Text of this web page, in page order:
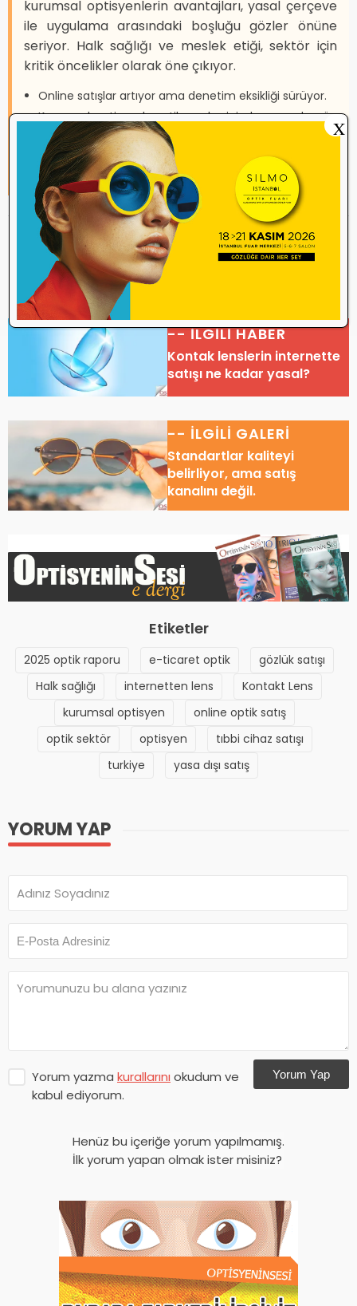
kurumsal optisyenlerin avantajları, yasal çerçeve
ile uygulama arasındaki boşluğu gözler önüne
seriyor. Halk sağlığı ve meslek etiği, sektör için
kritik öncelikler olarak öne çıkıyor.
Online satışlar artıyor ama denetim eksikliği sürüyor.
Kurumsal optisyenler etik sınırlar içinde pazarda güç
kazanıyor.
Tüketicinin bilinçlenmesi ve yasal yaptırımların
uygulanması gerekli.
Kaynak:
TİTCK • 5193 sayılı Optisyenlik Kanunu •
Optisyenlik sektör raporları (2023-2025)
Optisyenin Sesi – Türkiye’nin optik sektörünü araştıran haber portalı
-- İLGİLİ HABER
Kontak lenslerin internette
satışı ne kadar yasal?
-- İLGİLİ GALERİ
Standartlar kaliteyi
belirliyor, ama satış
kanalını değil.
Etiketler
2025 optik raporu e-ticaret optik
gözlük satışı
Halk sağlığı
internetten lens
Kontakt Lens
kurumsal optisyen
online optik satış
optik sektör
optisyen
tıbbi cihaz satışı
turkiye
yasa dışı satış
YORUM YAP
Yorum yazma kurallarını okudum ve
kabul ediyorum.
Yorum Yap
Henüz bu içeriğe yorum yapılmamış.
İlk yorum yapan olmak ister misiniz?
X